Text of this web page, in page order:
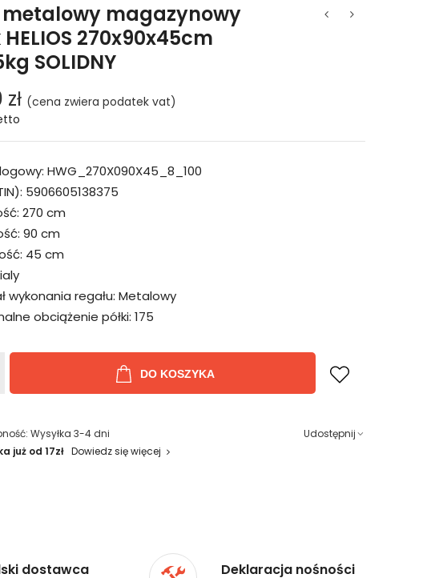
metalowy magazynowy
270x90x45cm
SOLIDNY
(cena zwiera podatek vat)
HWG_270X090X45_8_100
5906605138375
270 cm
90 cm
45 cm
wykonania regału: Metalowy
obciążenie półki: 175
DO KOSZYKA
Wysyłka 3-4 dni
już od 17zł Dowiedz się więcej
Udostępnij
dostawca Deklaracja nośności